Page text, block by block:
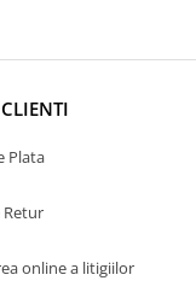
Plata
Retur
online a litigiilor